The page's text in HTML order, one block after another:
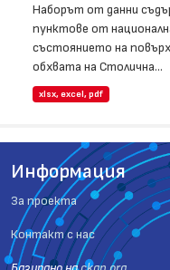
Наборът от данни
пунктове от
състоянието на
обхвата на Столична...
xlsx, excel, pdf
Информация
За проекта
Контакт с нас